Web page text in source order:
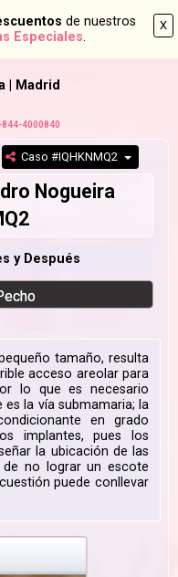
X
de nuestros
Especiales.
| Madrid
844-4000840
Caso #IQHKNMQ2
Nogueira
y Después
tamaño, resulta
acceso areolar para
lo que es necesario
la vía submamaria; la
en grado
implantes, pues los
la ubicación de las
no lograr un escote
puede conllevar